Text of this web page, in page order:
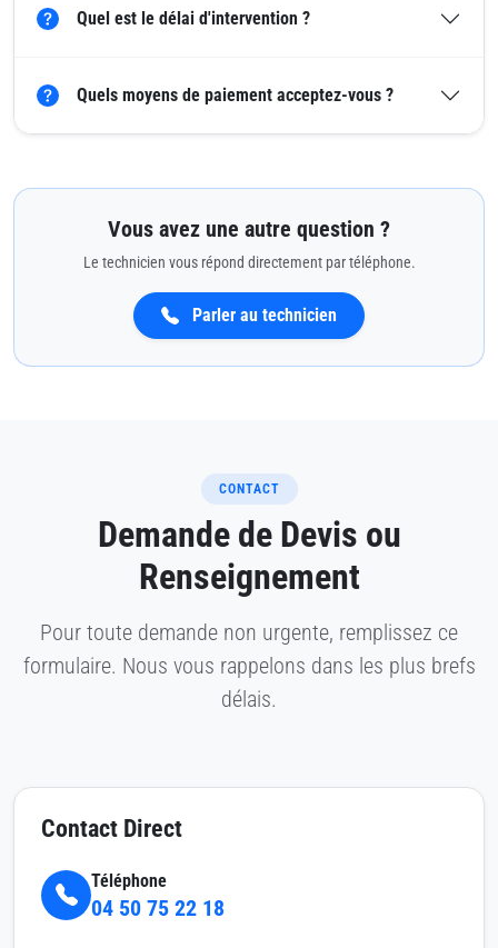
Quel est le délai d'intervention ?
Quels moyens de paiement acceptez-vous ?
Vous avez une autre question ?
Le technicien vous répond directement par téléphone.
Parler au technicien
CONTACT
Demande de Devis ou
Renseignement
Pour toute demande non urgente, remplissez ce
formulaire. Nous vous rappelons dans les plus brefs
délais.
Contact Direct
Téléphone
04 50 75 22 18